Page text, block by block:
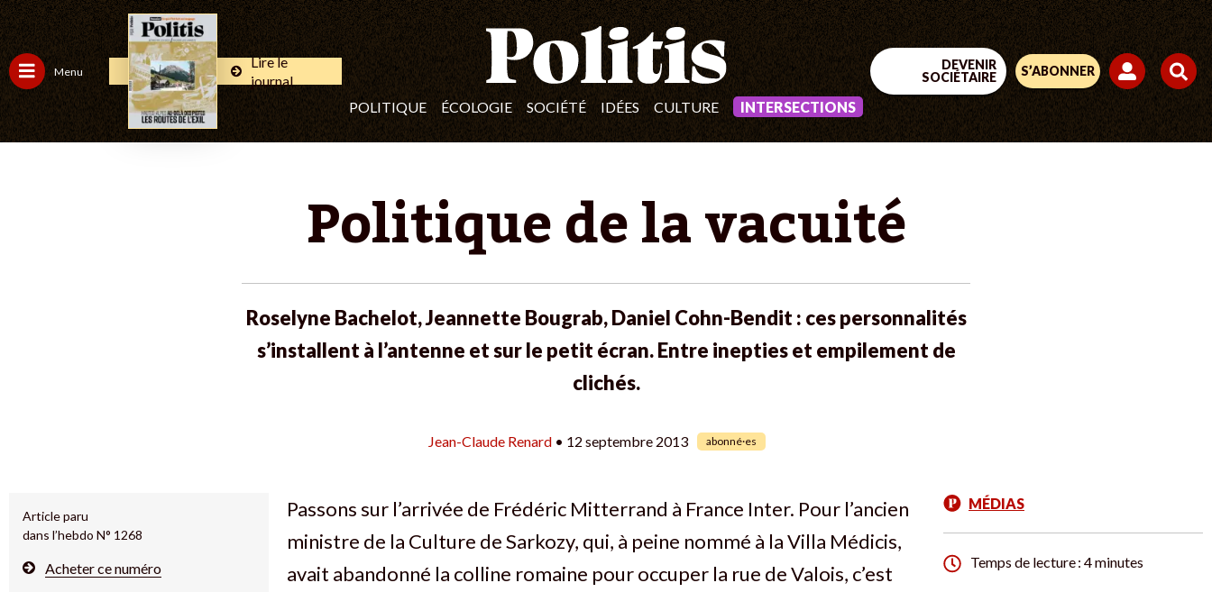
Menu
Lire le
journal
POLITIQUE
ÉCOLOGIE SOCIÉTÉ IDÉES CULTURE INTERSECTIONS
DEVENIR
SOCIÉTAIRE
S’ABONNER
Politique de la vacuité
Roselyne Bachelot, Jeannette Bougrab, Daniel Cohn-Bendit : ces personnalités
s’installent à l’antenne et sur le petit écran. Entre inepties et empilement de
clichés.
Jean-Claude Renard • 12 septembre 2013 abonné·es
Article paru
dans l’hebdo N° 1268
Acheter ce numéro
Passons sur l’arrivée de Frédéric Mitterrand à France Inter. Pour l’ancien
ministre de la Culture de Sarkozy, qui, à peine nommé à la Villa Médicis,
avait abandonné la colline romaine pour occuper la rue de Valois, c’est
MÉDIAS
Temps de lecture : 4 minutes